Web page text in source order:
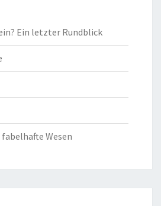
Ein letzter Rundblick
fabelhafte Wesen